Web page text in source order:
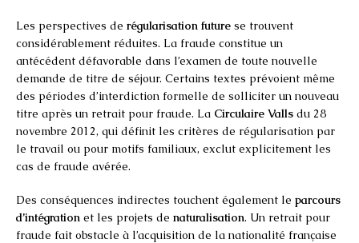
Les perspectives de régularisation future se trouvent
considérablement réduites. La fraude constitue un
antécédent défavorable dans l’examen de toute nouvelle
demande de titre de séjour. Certains textes prévoient même
des périodes d’interdiction formelle de solliciter un nouveau
titre après un retrait pour fraude. La Circulaire Valls du 28
novembre 2012, qui définit les critères de régularisation par
le travail ou pour motifs familiaux, exclut explicitement les
cas de fraude avérée.
Des conséquences indirectes touchent également le parcours
d’intégration et les projets de naturalisation. Un retrait pour
fraude fait obstacle à l’acquisition de la nationalité française